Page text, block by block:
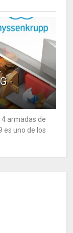
-
armadas de
es uno de los